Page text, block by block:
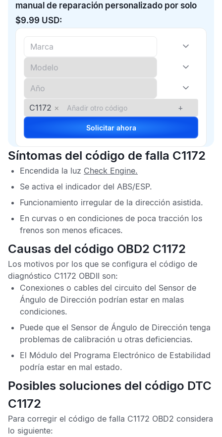
manual de reparación personalizado por solo
$9.99 USD:
C1172 × +
Solicitar ahora
Síntomas del código de falla C1172
Encendida la luz Check Engine.
Se activa el indicador del ABS/ESP.
Funcionamiento irregular de la dirección asistida.
En curvas o en condiciones de poca tracción los
frenos son menos eficaces.
Causas del código OBD2 C1172
Los motivos por los que se configura el código de
diagnóstico C1172 OBDII son:
Conexiones o cables del circuito del Sensor de
Ángulo de Dirección podrían estar en malas
condiciones.
Puede que el Sensor de Ángulo de Dirección tenga
problemas de calibración u otras deficiencias.
El Módulo del Programa Electrónico de Estabilidad
podría estar en mal estado.
Posibles soluciones del código DTC
C1172
Para corregir el código de falla C1172 OBD2 considera
lo siguiente: